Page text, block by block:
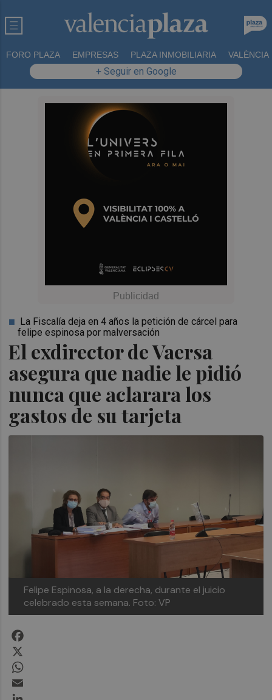
FORO PLAZA EMPRESAS PLAZA INMOBILIARIA VALÈNCIA
+ Seguir en Google
El exdirector de Vaersa
asegura que nadie le pidió
nunca que aclarara los
gastos de su tarjeta
La Fiscalía deja en 4 años la petición de cárcel para
felipe espinosa por malversación
Felipe Espinosa, a la derecha, durante el juicio
celebrado esta semana. Foto: VP